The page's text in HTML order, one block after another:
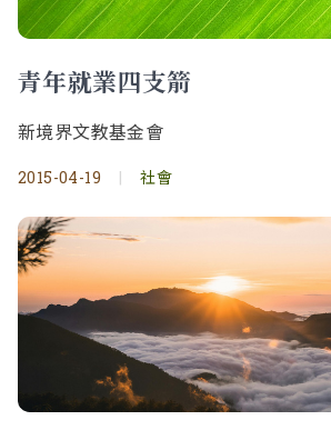
青年就業四支箭
新境界文教基金會
2015-04-19 | 社會